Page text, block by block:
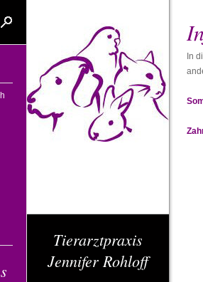
Tierarztpraxis
Jennifer Rohloff
In